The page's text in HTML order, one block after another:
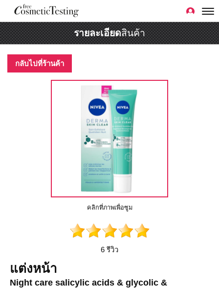
รายละเอียดสินค้า
กลับไปที่ร้านค้า
คลิกที่ภาพเพื่อซูม
6 รีวิว
แต่งหน้า
Night care salicylic acids & glycolic &